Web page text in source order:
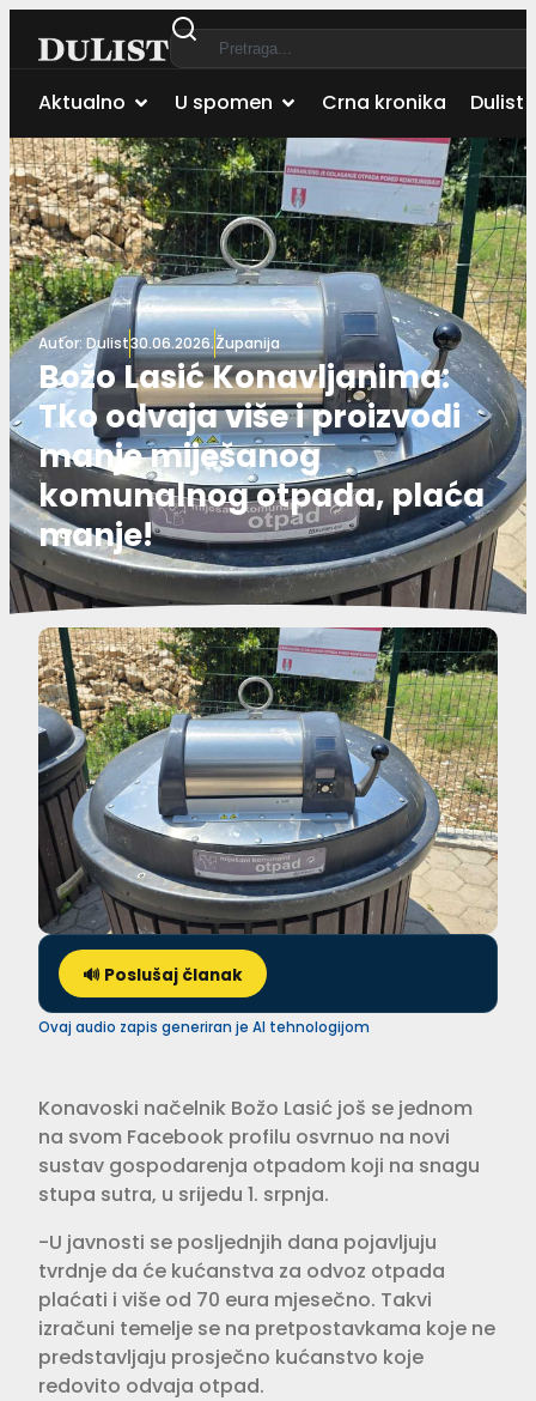
Aktualno U spomen Crna kronika Dulist
Autor: Dulist30.06.2026.Županija
Božo Lasić Konavljanima:
Tko odvaja više i proizvodi
manje miješanog
komunalnog otpada, plaća
manje!
🔊 Poslušaj članak
Ovaj audio zapis generiran je AI tehnologijom
Konavoski načelnik Božo Lasić još se jednom
na svom Facebook profilu osvrnuo na novi
sustav gospodarenja otpadom koji na snagu
stupa sutra, u srijedu 1. srpnja.
-U javnosti se posljednjih dana pojavljuju
tvrdnje da će kućanstva za odvoz otpada
plaćati i više od 70 eura mjesečno. Takvi
izračuni temelje se na pretpostavkama koje ne
predstavljaju prosječno kućanstvo koje
redovito odvaja otpad.